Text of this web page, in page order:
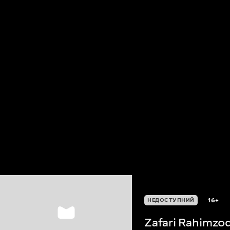
НЕДОСТУПНИЙ 16+
Zafari